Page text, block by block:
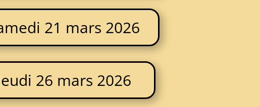
21 mars 2026
26 mars 2026